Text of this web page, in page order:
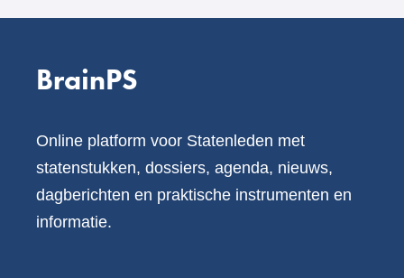
BrainPS
Online platform voor Statenleden met
statenstukken, dossiers, agenda, nieuws,
dagberichten en praktische instrumenten en
informatie.